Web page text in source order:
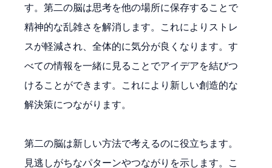
す。第二の脳は思考を他の場所に保存することで
精神的な乱雑さを解消します。これによりストレ
スが軽減され、全体的に気分が良くなります。す
べての情報を一緒に見ることでアイデアを結びつ
けることができます。これにより新しい創造的な
解決策につながります。
第二の脳は新しい方法で考えるのに役立ちます。
見逃しがちなパターンやつながりを示します。こ